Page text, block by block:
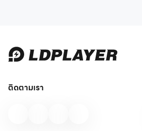
ติดตามเรา